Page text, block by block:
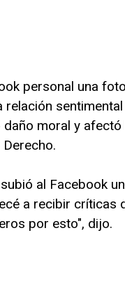
personal una
relación
moral y
al Facebook
a recibir críticas
por esto", dijo.